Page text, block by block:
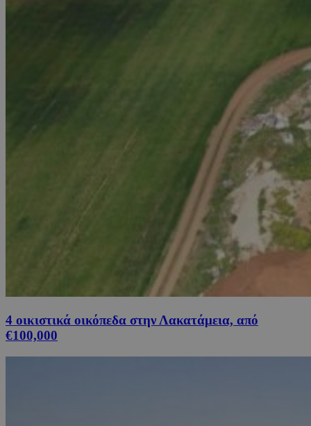
4 οικιστικά οικόπεδα στην Λακατάμεια, από
€100,000